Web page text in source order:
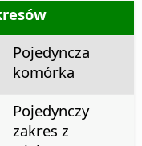
Pojedyncza
komórka
Pojedynczy
zakres z